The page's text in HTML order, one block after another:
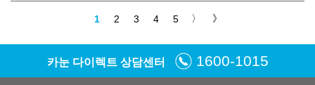
1 2 3 4 5
카눈 다이렉트 상담센터 1600-1015